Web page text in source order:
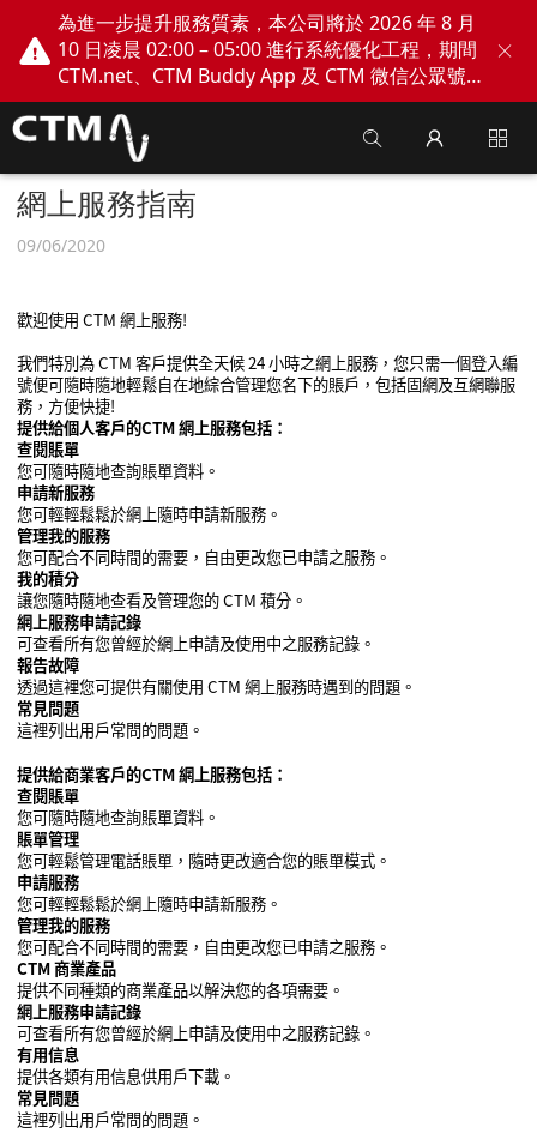
為進一步提升服務質素，本公司將於 2026 年 8 月
10 日凌晨 02:00 – 05:00 進行系統優化工程，期間
CTM.net、CTM Buddy App 及 CTM 微信公眾號
網上服務將會暫停。不便之處，敬請見諒！
網上服務指南
09/06/2020
歡迎使用 CTM 網上服務!
我們特別為 CTM 客戶提供全天候 24 小時之網上服務，您只需一個登入編
號便可隨時隨地輕鬆自在地綜合管理您名下的賬戶，包括固網及互網聯服
務，方便快捷!
提供給個人客戶的CTM 網上服務包括：
查閱賬單
您可隨時隨地查詢賬單資料。
申請新服務
您可輕輕鬆鬆於網上隨時申請新服務。
管理我的服務
您可配合不同時間的需要，自由更改您已申請之服務。
我的積分
讓您隨時隨地查看及管理您的 CTM 積分。
網上服務申請記錄
可查看所有您曾經於網上申請及使用中之服務記錄。
報告故障
透過這裡您可提供有關使用 CTM 網上服務時遇到的問題。
常見問題
這裡列出用戶常問的問題。
提供給商業客戶的CTM 網上服務包括：
查閱賬單
您可隨時隨地查詢賬單資料。
賬單管理
您可輕鬆管理電話賬單，隨時更改適合您的賬單模式。
申請服務
您可輕輕鬆鬆於網上隨時申請新服務。
管理我的服務
您可配合不同時間的需要，自由更改您已申請之服務。
CTM 商業產品
提供不同種類的商業產品以解決您的各項需要。
網上服務申請記錄
可查看所有您曾經於網上申請及使用中之服務記錄。
有用信息
提供各類有用信息供用戶下載。
常見問題
這裡列出用戶常問的問題。